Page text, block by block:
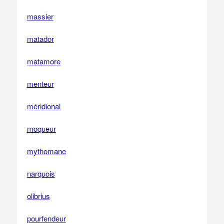
massier
matador
matamore
menteur
méridional
moqueur
mythomane
narquois
olibrius
pourfendeur